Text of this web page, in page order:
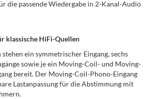
die passende Wiedergabe in 2-Kanal-Audio
klassische HiFi-Quellen
ein symmetrischer Eingang, sechs
sowie je ein Moving-Coil- und Moving-
bereit. Der Moving-Coil-Phono-Eingang
Lastanpassung für die Abstimmung mit